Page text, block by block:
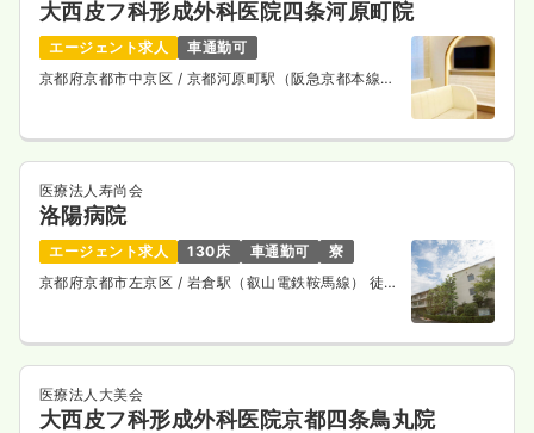
大西皮フ科形成外科医院四条河原町院
エージェント求人
車通勤可
京都府京都市中京区 / 京都河原町駅（阪急京都本線）
医療法人寿尚会
洛陽病院
エージェント求人 130床 車通勤可
寮
京都府京都市左京区 / 岩倉駅（叡山電鉄鞍馬線） 徒歩
医療法人大美会
大西皮フ科形成外科医院京都四条鳥丸院